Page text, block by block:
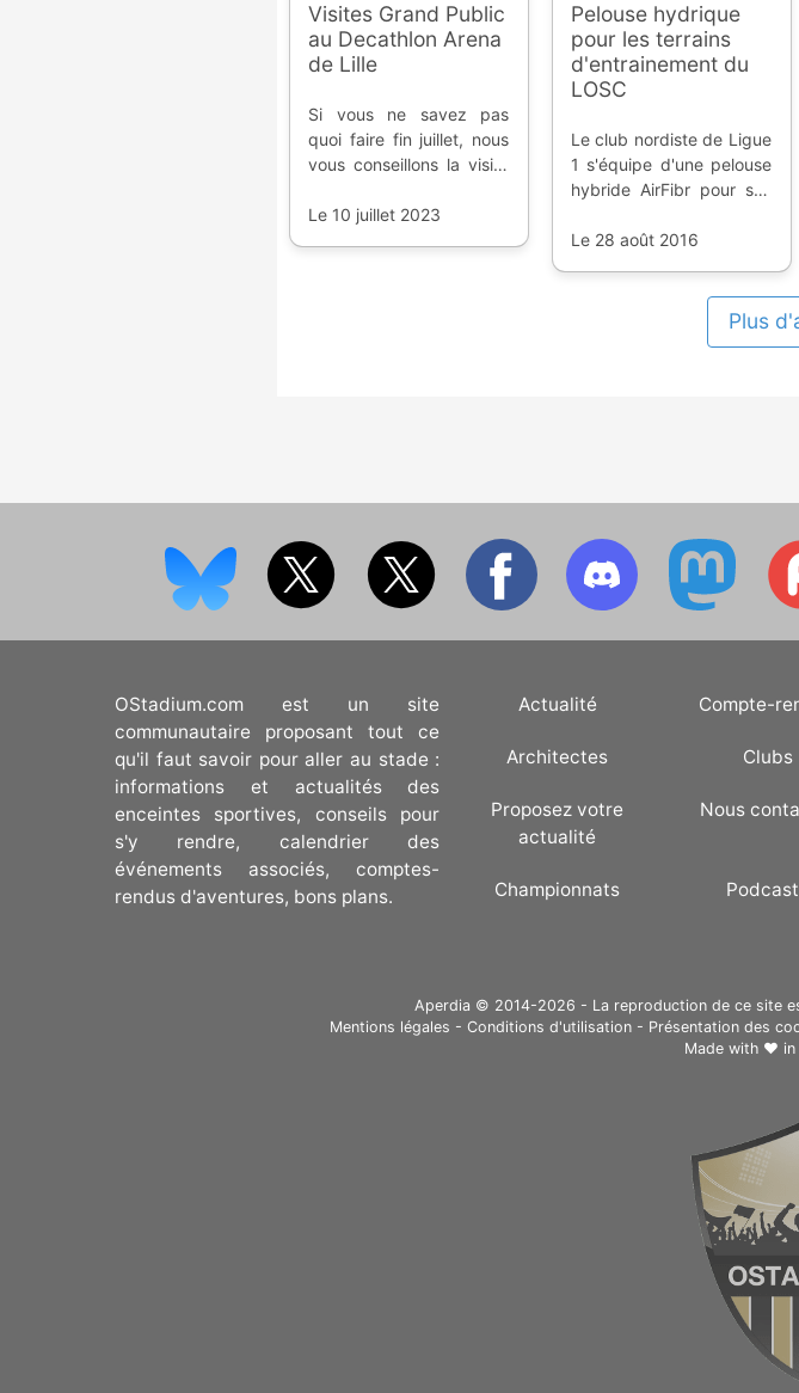
Visites Grand Public
au Decathlon Arena
de Lille
Si vous ne savez pas
quoi faire fin juillet, nous
vous conseillons la visite
quatre horaires le mardi
Le 10 juillet 2023
Pelouse hydrique
pour les terrains
d'entrainement du
LOSC
Le club nordiste de Ligue
1 s'équipe d'une pelouse
hybride AirFibr pour ses
avant d'en équiper son
Le 28 août 2016
Plus
OStadium.com est un site
communautaire proposant tout ce
qu'il faut savoir pour aller au stade :
informations et actualités des
enceintes sportives, conseils pour
s'y rendre, calendrier des
événements associés, comptes-
rendus d'aventures, bons plans.
Actualité Compte-
Architectes Clubs
Proposez votre
actualité
Nous
Championnats
Aperdia © 2014-2026 - La reproduction de ce site
Mentions légales - Conditions d'utilisation - Présentation des
Made with ❤ in